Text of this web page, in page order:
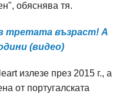
обяснява тя.
третата възраст! А
(видео)
излезе през 2015 г., а
от португалската